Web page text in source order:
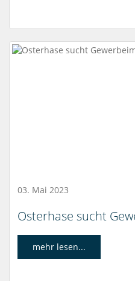
03. Mai 2023
Osterhase sucht
mehr lesen...